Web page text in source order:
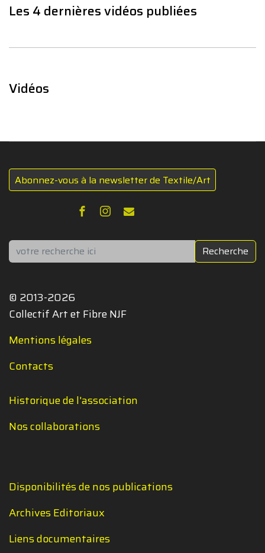
Les 4 dernières vidéos publiées
Vidéos
Abonnez-vous à la newsletter de Textile/Art
Rechercher Recherche
© 2013-2026
Collectif Art et Fibre NJF
Mentions légales
Contacts
Historique de l'association
Nos collaborations
Disponibilités de nos publications
Archives Editoriaux
Liens documentaires